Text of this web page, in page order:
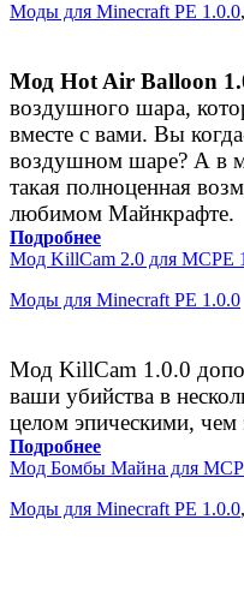
Моды для Minecraft PE 1.0.0,
Мод Hot Air Balloon
воздушного шара,
вместе с вами. Вы
воздушном шаре? А в
такая полноценная
любимом Майнкрафте.
Подробнее
Мод KillCam 2.0 для MCPE
Моды для Minecraft PE 1.0.0
Мод KillCam 1.0.0
ваши убийства в
целом эпическими, чем
Подробнее
Мод Бомбы Майна для
Моды для Minecraft PE 1.0.0,